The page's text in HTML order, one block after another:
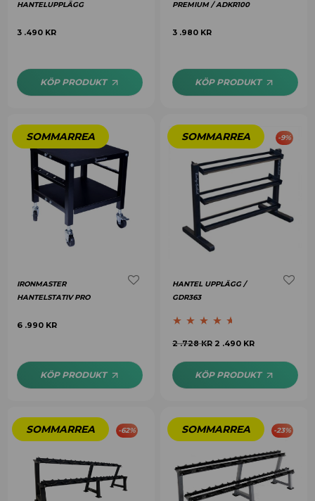
HANTELUPPLÄGG
3 .490 KR
KÖP PRODUKT
PREMIUM / ADKR100
3 .980 KR
KÖP PRODUKT
IRONMASTER
HANTELSTATIV PRO
6 .990 KR
KÖP PRODUKT
-9%
HANTEL UPPLÄGG /
GDR363
Betygsatt
2 .728KR 2 .490 KR
KÖP PRODUKT
-62% -23%